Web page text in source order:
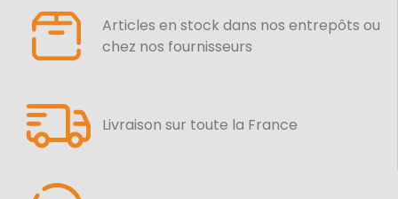
Articles en stock dans nos entrepôts ou
chez nos fournisseurs
Livraison sur toute la France